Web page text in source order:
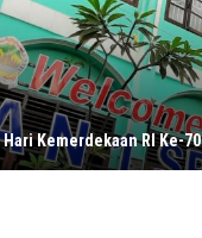
Kemerdekaan RI Ke-70